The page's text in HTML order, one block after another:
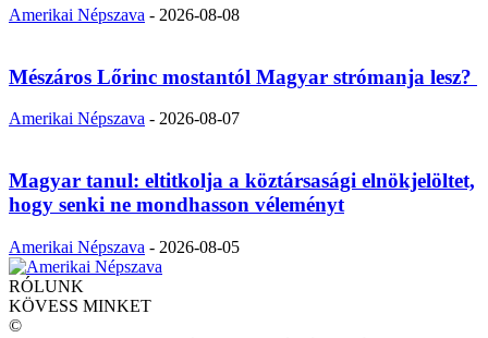
Amerikai Népszava - 2026-08-08
Mészáros Lőrinc mostantól Magyar strómanja lesz?
Amerikai Népszava - 2026-08-07
Magyar tanul: eltitkolja a köztársasági elnökjelöltet,
hogy senki ne mondhasson véleményt
Amerikai Népszava - 2026-08-05
RÓLUNK
KÖVESS MINKET
©